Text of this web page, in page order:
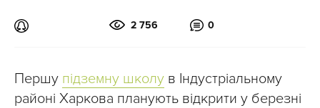
2 756 0
Першу підземну школу в Індустріальному
районі Харкова планують відкрити у березні